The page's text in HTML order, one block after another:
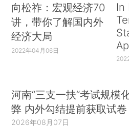
向松祚：宏观经济70
讲，带你了解国内外
经济大局
2022年04月06日
In
河南“三支一扶”考试规模
弊 内外勾结提前获取试卷
2026年08月07日